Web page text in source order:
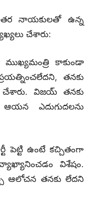
నాయకులతో ఉన్న
చేశారు:
కాకుండా
తనకు
చేశారు. విజయ్ తనకు
ఎదుగుదలను
పెట్టి ఉంటే కచ్చితంగా
విశేషం.
ఆలోచన తనకు లేదని